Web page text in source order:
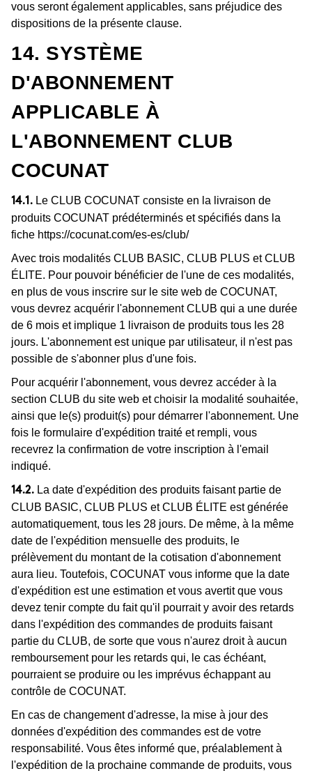
vous seront également applicables, sans préjudice des
dispositions de la présente clause.
14. SYSTÈME
D'ABONNEMENT
APPLICABLE À
L'ABONNEMENT CLUB
COCUNAT
14.1. Le CLUB COCUNAT consiste en la livraison de
produits COCUNAT prédéterminés et spécifiés dans la
fiche https://cocunat.com/es-es/club/
Avec trois modalités CLUB BASIC, CLUB PLUS et CLUB
ÉLITE. Pour pouvoir bénéficier de l'une de ces modalités,
en plus de vous inscrire sur le site web de COCUNAT,
vous devrez acquérir l'abonnement CLUB qui a une durée
de 6 mois et implique 1 livraison de produits tous les 28
jours. L'abonnement est unique par utilisateur, il n'est pas
possible de s'abonner plus d'une fois.
Pour acquérir l'abonnement, vous devrez accéder à la
section CLUB du site web et choisir la modalité souhaitée,
ainsi que le(s) produit(s) pour démarrer l'abonnement. Une
fois le formulaire d'expédition traité et rempli, vous
recevrez la confirmation de votre inscription à l'email
indiqué.
14.2. La date d'expédition des produits faisant partie de
CLUB BASIC, CLUB PLUS et CLUB ÉLITE est générée
automatiquement, tous les 28 jours. De même, à la même
date de l'expédition mensuelle des produits, le
prélèvement du montant de la cotisation d'abonnement
aura lieu. Toutefois, COCUNAT vous informe que la date
d'expédition est une estimation et vous avertit que vous
devez tenir compte du fait qu'il pourrait y avoir des retards
dans l'expédition des commandes de produits faisant
partie du CLUB, de sorte que vous n'aurez droit à aucun
remboursement pour les retards qui, le cas échéant,
pourraient se produire ou les imprévus échappant au
contrôle de COCUNAT.
En cas de changement d'adresse, la mise à jour des
données d'expédition des commandes est de votre
responsabilité. Vous êtes informé que, préalablement à
l'expédition de la prochaine commande de produits, vous